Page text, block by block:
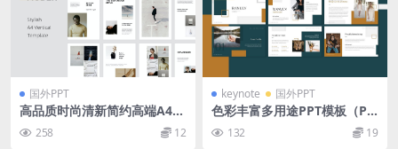
国外PPT
高品质时尚清新简约高端A4尺
寸powerpoint幻灯片演示模
板（pptx）
258 12
keynote 国外PPT
色彩丰富多用途PPT模板（PP
TX,key）
132 19